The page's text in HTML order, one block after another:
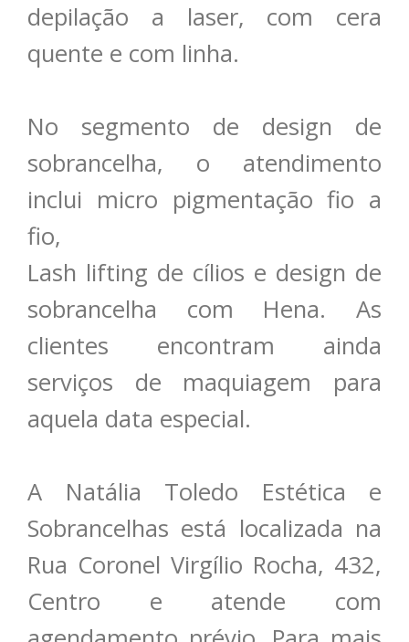
depilação a laser, com cera
quente e com linha.
No segmento de design de
sobrancelha, o atendimento
inclui micro pigmentação fio a
fio,
Lash lifting de cílios e design de
sobrancelha com Hena. As
clientes encontram ainda
serviços de maquiagem para
aquela data especial.
A Natália Toledo Estética e
Sobrancelhas está localizada na
Rua Coronel Virgílio Rocha, 432,
Centro e atende com